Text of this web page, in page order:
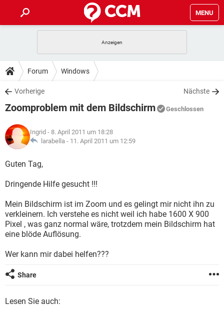
MENU
ANDROID
WINDOWS 10
WHATSAPP TIKTOK
FACEBOOK
TIPPS & TRICKS
SPIELE
WHATSAPP
FACEBOOK
DOWNLOADS
SPIELE STREAMING
ANDROID
WINDOWS 10 INSTAGRAM
WHATSAPP
SPIELE
ANDROID
WINDOWS 10
WHATSAPP
FACEBOOK HARDWARE
LEXIKON
SPIELE
WHATSAPP TIKTOK
FACEBOOK HARDWARE
Forum Windows
Vorherige Nächste
Zoomproblem mit dem Bildschirm Geschlossen
Ingrid - 8. April 2011 um 18:28
larabella - 11. April 2011 um 12:59
Guten Tag,
Dringende Hilfe gesucht !!!
Mein Bildschirm ist im Zoom und es gelingt mir nicht ihn zu
verkleinern. Ich verstehe es nicht weil ich habe 1600 X 900
Pixel , was ganz normal wäre, trotzdem mein Bildschirm hat
eine blöde Auflösung.
Wer kann mir dabei helfen???
Share
Lesen Sie auch: